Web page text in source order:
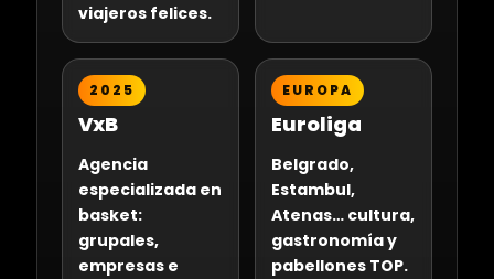
viajeros felices.
2025
VxB
Agencia
especializada en
basket:
grupales,
empresas e
EUROPA
Euroliga
Belgrado,
Estambul,
Atenas… cultura,
gastronomía y
pabellones TOP.